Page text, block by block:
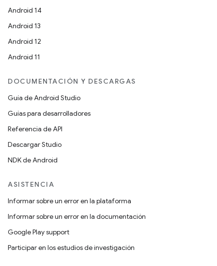
Android 14
Android 13
Android 12
Android 11
DOCUMENTACIÓN Y DESCARGAS
Guía de Android Studio
Guías para desarrolladores
Referencia de API
Descargar Studio
NDK de Android
ASISTENCIA
Informar sobre un error en la plataforma
Informar sobre un error en la documentación
Google Play support
Participar en los estudios de investigación